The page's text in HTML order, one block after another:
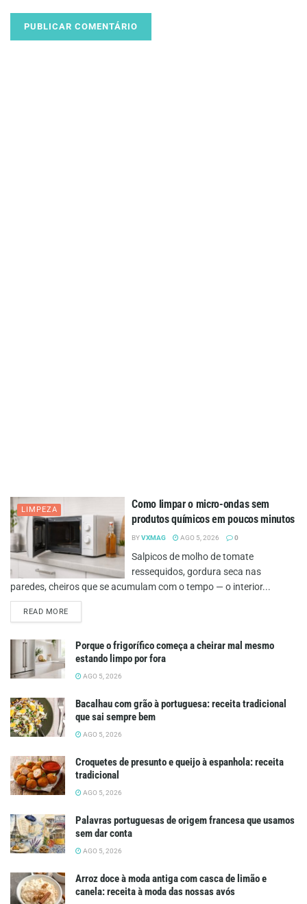
LIMPEZA
Como limpar o micro-ondas sem
produtos químicos em poucos minutos
BYVXMAG AGO 5, 2026 0
Salpicos de molho de tomate
ressequidos, gordura seca nas
paredes, cheiros que se acumulam com o tempo — o interior...
READ MOREDETAILS
Porque o frigorífico começa a cheirar mal mesmo
estando limpo por fora
AGO 5, 2026
Bacalhau com grão à portuguesa: receita tradicional
que sai sempre bem
AGO 5, 2026
Croquetes de presunto e queijo à espanhola: receita
tradicional
AGO 5, 2026
Palavras portuguesas de origem francesa que usamos
sem dar conta
AGO 5, 2026
Arroz doce à moda antiga com casca de limão e
canela: receita à moda das nossas avós